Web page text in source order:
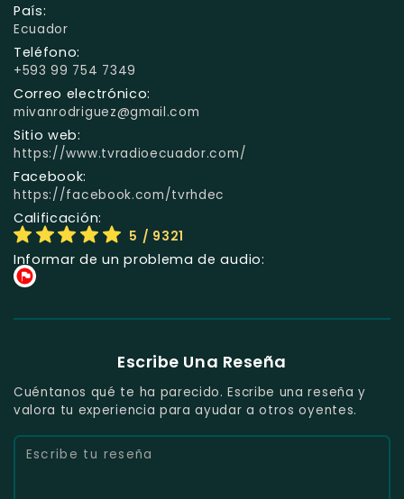
País:
Ecuador
Teléfono:
+593 99 754 7349
Correo electrónico:
mivanrodriguez@gmail.com
Sitio web:
https://www.tvradioecuador.com/
Facebook:
https://facebook.com/tvrhdec
Calificación:
5 / 9321
Informar de un problema de audio:
Escribe Una Reseña
Cuéntanos qué te ha parecido. Escribe una reseña y
valora tu experiencia para ayudar a otros oyentes.